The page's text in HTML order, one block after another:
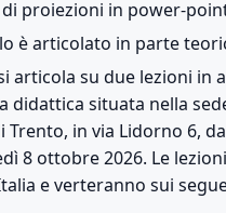
proiezioni in power-
è articolato in parte
articola su due lezioni in
didattica situata nella
Trento, in via Lidorno 6,
8 ottobre 2026. Le
e verteranno sui